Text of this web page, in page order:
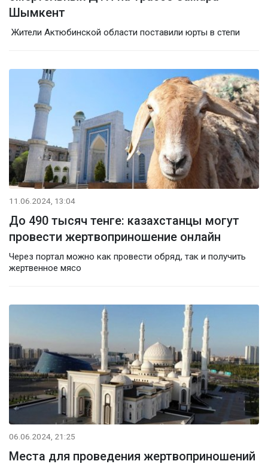
Шымкент
Жители Актюбинской области поставили юрты в степи
11.06.2024, 13:04
До 490 тысяч тенге: казахстанцы могут
провести жертвоприношение онлайн
Через портал можно как провести обряд, так и получить
жертвенное мясо
06.06.2024, 21:25
Места для проведения жертвоприношений